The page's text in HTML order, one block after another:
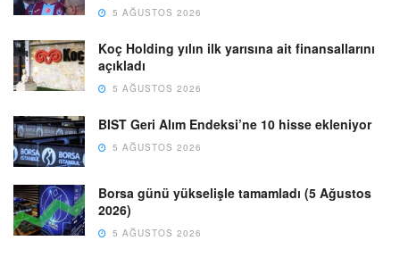
5 AĞUSTOS 2026
Koç Holding yılın ilk yarısına ait finansallarını
açıkladı
5 AĞUSTOS 2026
BIST Geri Alım Endeksi’ne 10 hisse ekleniyor
5 AĞUSTOS 2026
Borsa günü yükselişle tamamladı (5 Ağustos
2026)
5 AĞUSTOS 2026